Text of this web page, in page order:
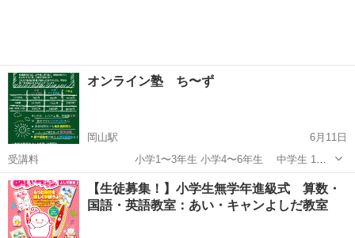
オンライン塾 ち〜ず
岡山駅
6月11日
受講料 小学1〜3年生 小学4〜6年生 中学生 1コ
マ30分 700円 850円 1000円 月額
（60分×４回の場合） 5600円 68...
岡山 岡山市 岡山駅 塾 タブレット
【生徒募集！】小学生無学年進級式 算数・
国語・英語教室：あい・キャンよしだ教室